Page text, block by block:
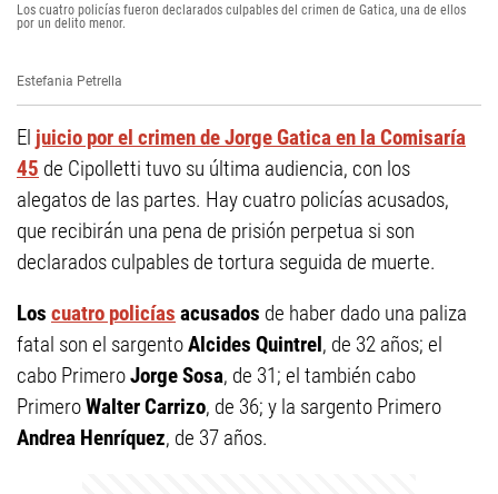
Los cuatro policías fueron declarados culpables del crimen de Gatica, una de ellos
por un delito menor.
Estefania Petrella
El juicio por el crimen de Jorge Gatica en la Comisaría
45 de Cipolletti tuvo su última audiencia, con los
alegatos de las partes. Hay cuatro policías acusados,
que recibirán una pena de prisión perpetua si son
declarados culpables de tortura seguida de muerte.
Los cuatro policías acusados de haber dado una paliza
fatal son el sargentoAlcides Quintrel, de 32 años; el
cabo PrimeroJorge Sosa, de 31; el también cabo
PrimeroWalter Carrizo, de 36; y la sargento Primero
Andrea Henríquez, de 37 años.